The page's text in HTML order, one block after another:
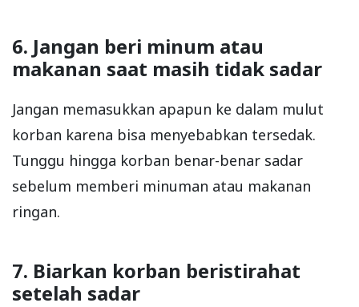
6. Jangan beri minum atau
makanan saat masih tidak sadar
Jangan memasukkan apapun ke dalam mulut
korban karena bisa menyebabkan tersedak.
Tunggu hingga korban benar-benar sadar
sebelum memberi minuman atau makanan
ringan.
7. Biarkan korban beristirahat
setelah sadar